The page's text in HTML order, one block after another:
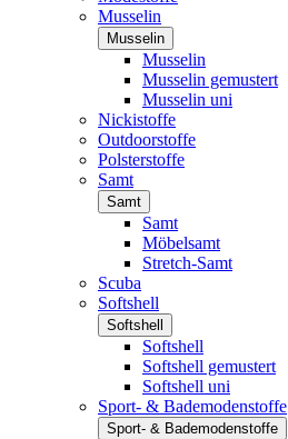
Musselin
Musselin
Musselin
Musselin gemustert
Musselin uni
Nickistoffe
Outdoorstoffe
Polsterstoffe
Samt
Samt
Samt
Möbelsamt
Stretch-Samt
Scuba
Softshell
Softshell
Softshell
Softshell gemustert
Softshell uni
Sport- & Bademodenstoffe
Sport- & Bademodenstoffe